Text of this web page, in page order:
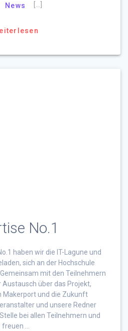
News […]
No.1
haben wir die IT-Lagune und
sich an der Hochschule
mit den Teilnehmern
Austausch über das Projekt,
Makerport und die Zukunft
und unsere Redner
bei allen Teilnehmern und
freuen …